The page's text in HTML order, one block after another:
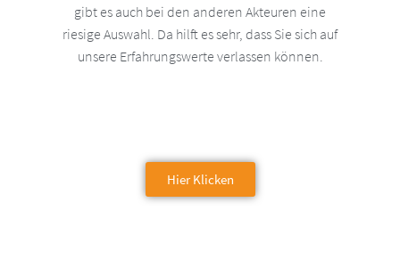
gibt es auch bei den anderen Akteuren eine
riesige Auswahl. Da hilft es sehr, dass Sie sich auf
unsere Erfahrungswerte verlassen können.
Hier Klicken